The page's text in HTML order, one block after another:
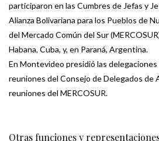
participaron en las Cumbres de Jefas y
Alianza Bolivariana para los Pueblos de
del Mercado Común del Sur
Habana, Cuba, y, en Paraná, Argentina.
En Montevideo presidió las delegaciones
reuniones del Consejo de Delegados de
reuniones del MERCOSUR.
Otras funciones y